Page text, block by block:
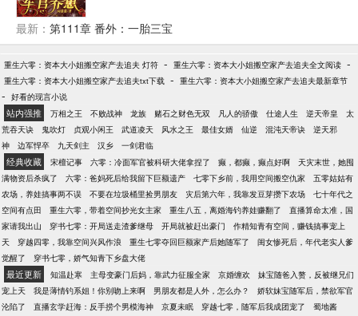
毁容残疾的军人老公，竟也宽肩窄腰、八块腹肌、下
半身全是腿…… 有这样的禁欲男神，谁还想守活寡！
火走上人生巅峰。 到了夜里，军人老公却摸着他的肚
子委屈道：“宝贝，是我还不够努力吗？什么时候给我
最新： 第111章 番外：一胎三宝
重生六零：资本大小姐搬空家产去追夫 灯符 - 重生六零：资本大小姐搬空家产去追夫全文阅读 -
重生六零：资本大小姐搬空家产去追夫txt下载 - 重生六零：资本大小姐搬空家产去追夫最新章节
- 好看的现言小说
站内强推 万相之王 不败战神 龙族 赌石之财色无双 凡人的骄傲 仕途人生 逆天帝皇
太
荒吞天诀
鬼吹灯 贞观小闲王 武道凌天 风水之王 最佳女婿 仙逆 混沌天帝诀
逆天邪
神
边军悍卒 九天剑主 汉乡 一剑君临
经典收藏 宋檀记事 六零：冷面军官被科研大佬拿捏了 癫，都癫，癫点好啊
天灾末世，她囤
满物资后杀疯了
六零：爸妈死后给我留下巨额遗产 七零下乡前，我用空间搬空仇家
五零姑姑有
农场，养娃搞事两不误
不要在垃圾桶里捡男朋友 灾后第六年，我靠发豆芽攒下农场
七十年代之
空间有点田
重生六零，带着空间抄光女主家 重生八五，离婚海钓养娃赚翻了
直播算命太准，国
家请我出山
穿书七零：开局送走渣爹继母 开局就被赶出豪门
作精知青有空间，赚钱搞事宠上
天
穿越四零，我靠空间兴风作浪 重生七零夺回巨额家产后她随军了
闺女惨死后，年代老实人爹
觉醒了
穿书七零，娇气知青下乡盘大佬
最近更新 知温赴寒 主母变豪门后妈，靠武力征服全家 京婚缠欢
妹宝随爸入赘，反被继兄们
宠上天
我是薄情钓系姐！你别吻上来啊 男朋友都是人外，怎么办？
娇软妹宝随军后，禁欲军官
沦陷了
直播玄学赶海：反手捞个男模海神 京夏未眠 穿越七零，随军后我成团宠了
蜀地酱